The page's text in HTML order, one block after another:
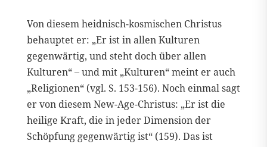
Von diesem heidnisch-kosmischen Christus
behauptet er: „Er ist in allen Kulturen
gegenwärtig, und steht doch über allen
Kulturen“ – und mit „Kulturen“ meint er auch
„Religionen“ (vgl. S. 153-156). Noch einmal sagt
er von diesem New-Age-Christus: „Er ist die
heilige Kraft, die in jeder Dimension der
Schöpfung gegenwärtig ist“ (159). Das ist